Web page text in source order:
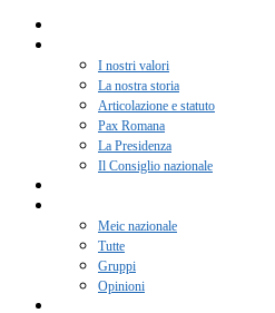
I nostri valori
La nostra storia
Articolazione e statuto
Pax Romana
La Presidenza
Il Consiglio nazionale
Meic nazionale
Tutte
Gruppi
Opinioni